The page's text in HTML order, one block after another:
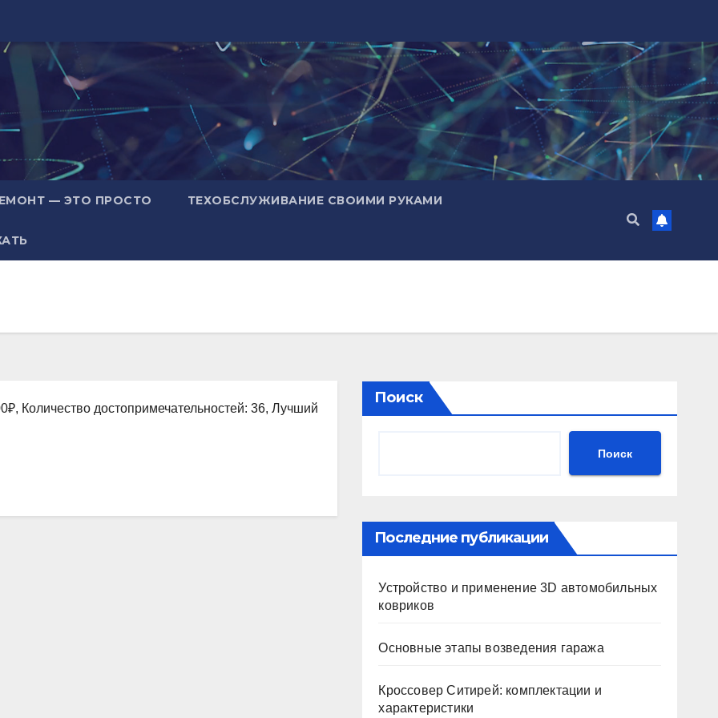
— ЭТО ПРОСТО ТЕХОБСЛУЖИВАНИЕ СВОИМИ РУКАМИ
Количество достопримечательностей: 36, Лучший
Поиск
Поиск
Последние публикации
Устройство и применение 3D автомобильных
ковриков
Основные этапы возведения гаража
Кроссовер Ситирей: комплектации и
характеристики